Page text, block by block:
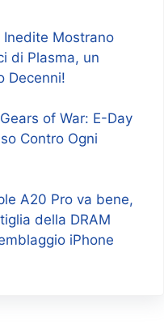
Inedite Mostrano
di Plasma, un
Decenni!
of War: E-Day
Contro Ogni
A20 Pro va bene,
della DRAM
iPhone